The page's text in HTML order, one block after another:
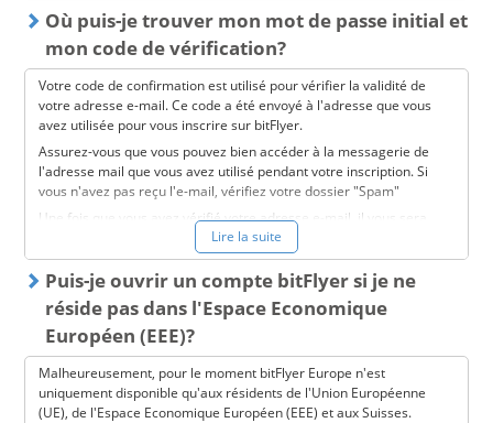
Si en revanche vous voulez acheter des Bitcoins avec un solde en
Euros, c’est sur Buy/Sell qu’il faudra vous diriger.
Pour commencer il faut alimenter votre compte en réalisant un
dépôt en Euros. Là encore vous avez le choix sur la méthode:
Via un virement bancaire classique (attention, cela peut
prendre un peu de temps)
Via votre compte PayPal (c’est nouveau et c’est presque
instantané)
Une fois l’argent viré sur votre compte bitFlyer, vous pouvez
Direction la sectionBuy/Sellde bitFlyer
Sur l’onglet BTC/EUR, cliquez sur le bouton “BUY”
Indiquez le montant en Euros ou en BTC que vous souhaitez
acheter
Vérifiez le montant de votre commande et cliquez sur
“Confirmer"
C’est fait! Vos Bitcoins sont directement transférés sur votre
wallet bitFlyer!
Où puis-je trouver mon mot de passe initial et
mon code de vérification?
Votre code de confirmation est utilisé pour vérifier la validité de
votre adresse e-mail. Ce code a été envoyé à l'adresse que vous
avez utilisée pour vous inscrire sur bitFlyer.
Assurez-vous que vous pouvez bien accéder à la messagerie de
l'adresse mail que vous avez utilisé pendant votre inscription. Si
vous n'avez pas reçu l'e-mail, vérifiez votre dossier "Spam"
Une fois que vous avez vérifié votre adresse e-mail, il vous sera
demandé de créer un mot de passe. Si vous avez déjà créé un
mot de passe, mais que vous ne vous en souvenez plus, veuillez
utiliser la fonction derécupération de mot de passe
* Assurez-vous d'utiliser un mot de passe complexe afin
d'augmenter la sécurité de votre compte. bitFlyer recommande
également de ne pas utiliser le même mot de passe que celui
utilisé sur d'autres services
Lire la suite
Puis-je ouvrir un compte bitFlyer si je ne
réside pas dans l'Espace Economique
Européen (EEE)?
Malheureusement, pour le moment bitFlyer Europe n'est
uniquement disponible qu'aux résidents de l'Union Européenne
(UE), de l'Espace Economique Européen (EEE) et aux Suisses.